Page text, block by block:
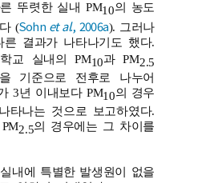
뚜렷한 실내 PM10의 농도
(Sohn et al., 2006a). 그러나
결과가 나타나기도 했다.
교 실내의 PM10과 PM2.5
기준으로 전후로 나누어
3년 이내보다 PM10의 경우
타나는 것으로 보고하였다.
2.5의 경우에는 그 차이를
내에 특별한 발생원이 없을